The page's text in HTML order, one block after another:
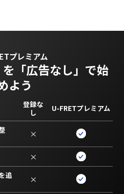
プレミアム
「広告なし」で始
よう
登録な
し
U-FRETプレミアム
×
×
追
×